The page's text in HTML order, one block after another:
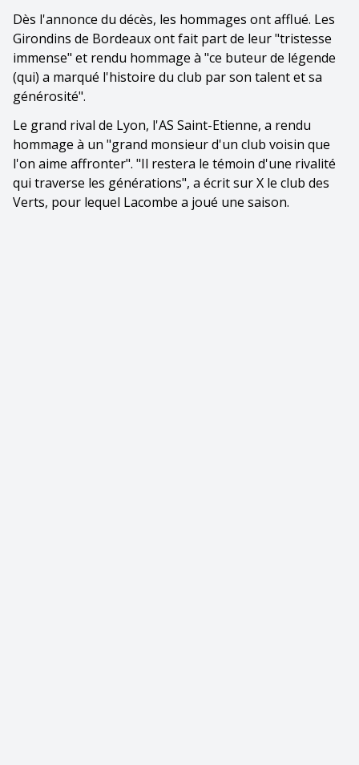
Dès l'annonce du décès, les hommages ont afflué. Les
Girondins de Bordeaux ont fait part de leur "tristesse
immense" et rendu hommage à "ce buteur de légende
(qui) a marqué l'histoire du club par son talent et sa
générosité".
Le grand rival de Lyon, l'AS Saint-Etienne, a rendu
hommage à un "grand monsieur d'un club voisin que
l'on aime affronter". "Il restera le témoin d'une rivalité
qui traverse les générations", a écrit sur X le club des
Verts, pour lequel Lacombe a joué une saison.